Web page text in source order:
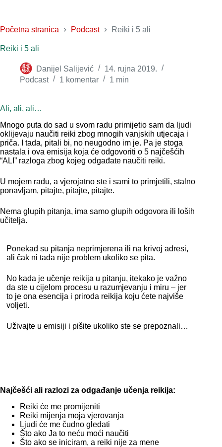
Početna stranica Podcast Reiki i 5 ali
Reiki i 5 ali
Danijel Salijević
14. rujna 2019.
Podcast
1 komentar 1 min
Ali, ali, ali…
Mnogo puta do sad u svom radu primijetio sam da ljudi
oklijevaju naučiti reiki zbog mnogih vanjskih utjecaja i
priča. I tada, pitali bi, no neugodno im je. Pa je stoga
nastala i ova emisija koja će odgovoriti o 5 najčešćih
“ALI” razloga zbog kojeg odgađate naučiti reiki.
U mojem radu, a vjerojatno ste i sami to primjetili, stalno
ponavljam, pitajte, pitajte, pitajte.
Nema glupih pitanja, ima samo glupih odgovora ili loših
učitelja.
Ponekad su pitanja neprimjerena ili na krivoj adresi,
ali čak ni tada nije problem ukoliko se pita.
No kada je učenje reikija u pitanju, itekako je važno
da ste u cijelom procesu u razumjevanju i miru – jer
to je ona esencija i priroda reikija koju ćete najviše
voljeti.
Uživajte u emisiji i pišite ukoliko ste se prepoznali…
Najčešći ali razlozi za odgađanje učenja reikija:
Reiki će me promijeniti
Reiki mijenja moja vjerovanja
Ljudi će me čudno gledati
Što ako Ja to neću moći naučiti
Što ako se iniciram, a reiki nije za mene